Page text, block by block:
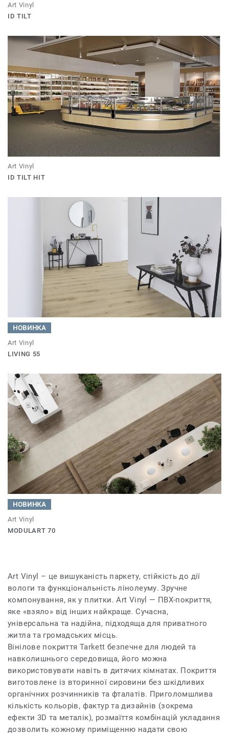
Art Vinyl
ID TILT
Art Vinyl
ID TILT HIT
НОВИНКА
Art Vinyl
LIVING 55
НОВИНКА
Art Vinyl
MODULART 70
Art Vinyl – це вишуканість паркету, стійкість до дії
вологи та функціональність лінолеуму. Зручне
компонування, як у плитки. Art Vinyl — ПВХ-покриття,
яке «взяло» від інших найкраще. Сучасна,
універсальна та надійна, підходяща для приватного
житла та громадських місць.
Вінілове покриття Tarkett безпечне для людей та
навколишнього середовища, його можна
використовувати навіть в дитячих кімнатах. Покриття
виготовлене із вторинної сировини без шкідливих
органічних розчинників та фталатів. Приголомшлива
кількість кольорів, фактур та дизайнів (зокрема
ефекти 3D та металік), розмаїття комбінацій укладання
дозволить кожному приміщенню надати свою